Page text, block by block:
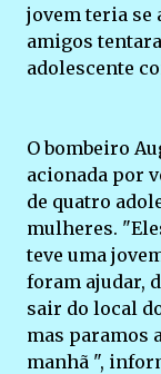
jovem teria se
amigos
adolescente
O bombeiro
acionada por
de quatro
mulheres.
teve uma
foram ajudar,
sair do local
mas paramos
manhã ",